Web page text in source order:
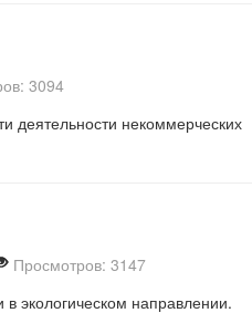
3094
деятельности некоммерческих
Просмотров: 3147
экологическом направлении.